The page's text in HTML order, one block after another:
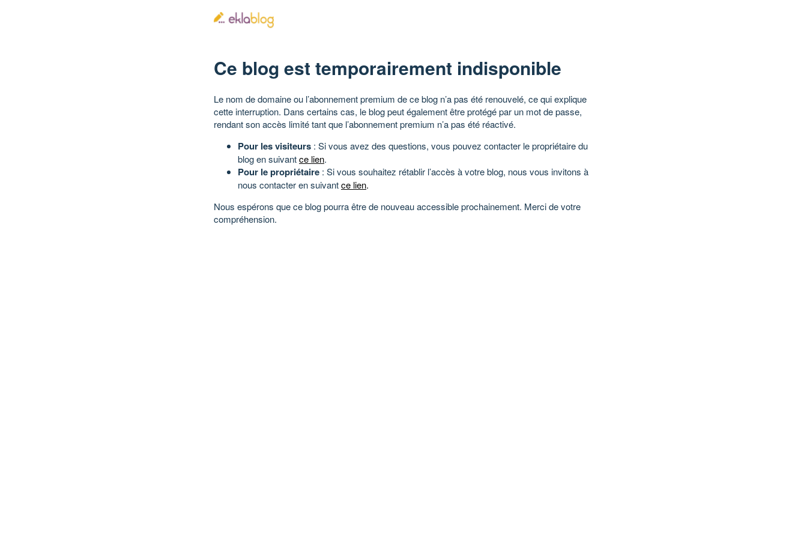
Ce blog est temporairement indisponible
Le nom de domaine ou l’abonnement premium de ce blog n’a pas été renouvelé, ce qui explique
cette interruption. Dans certains cas, le blog peut également être protégé par un mot de passe,
rendant son accès limité tant que l’abonnement premium n’a pas été réactivé.
Pour les visiteurs : Si vous avez des questions, vous pouvez contacter le propriétaire du
blog en suivantce lien.
Pour le propriétaire : Si vous souhaitez rétablir l’accès à votre blog, nous vous invitons à
nous contacter en suivantce lien.
Nous espérons que ce blog pourra être de nouveau accessible prochainement. Merci de votre
compréhension.